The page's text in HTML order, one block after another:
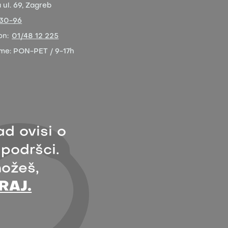
ul. 69, Zagreb
96
01/48 12 225
PON-PET / 9-17h
ovisi o